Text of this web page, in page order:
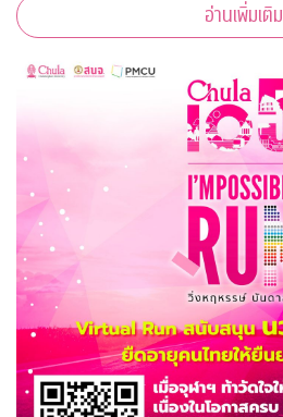
อ่านเพิ่มเติม